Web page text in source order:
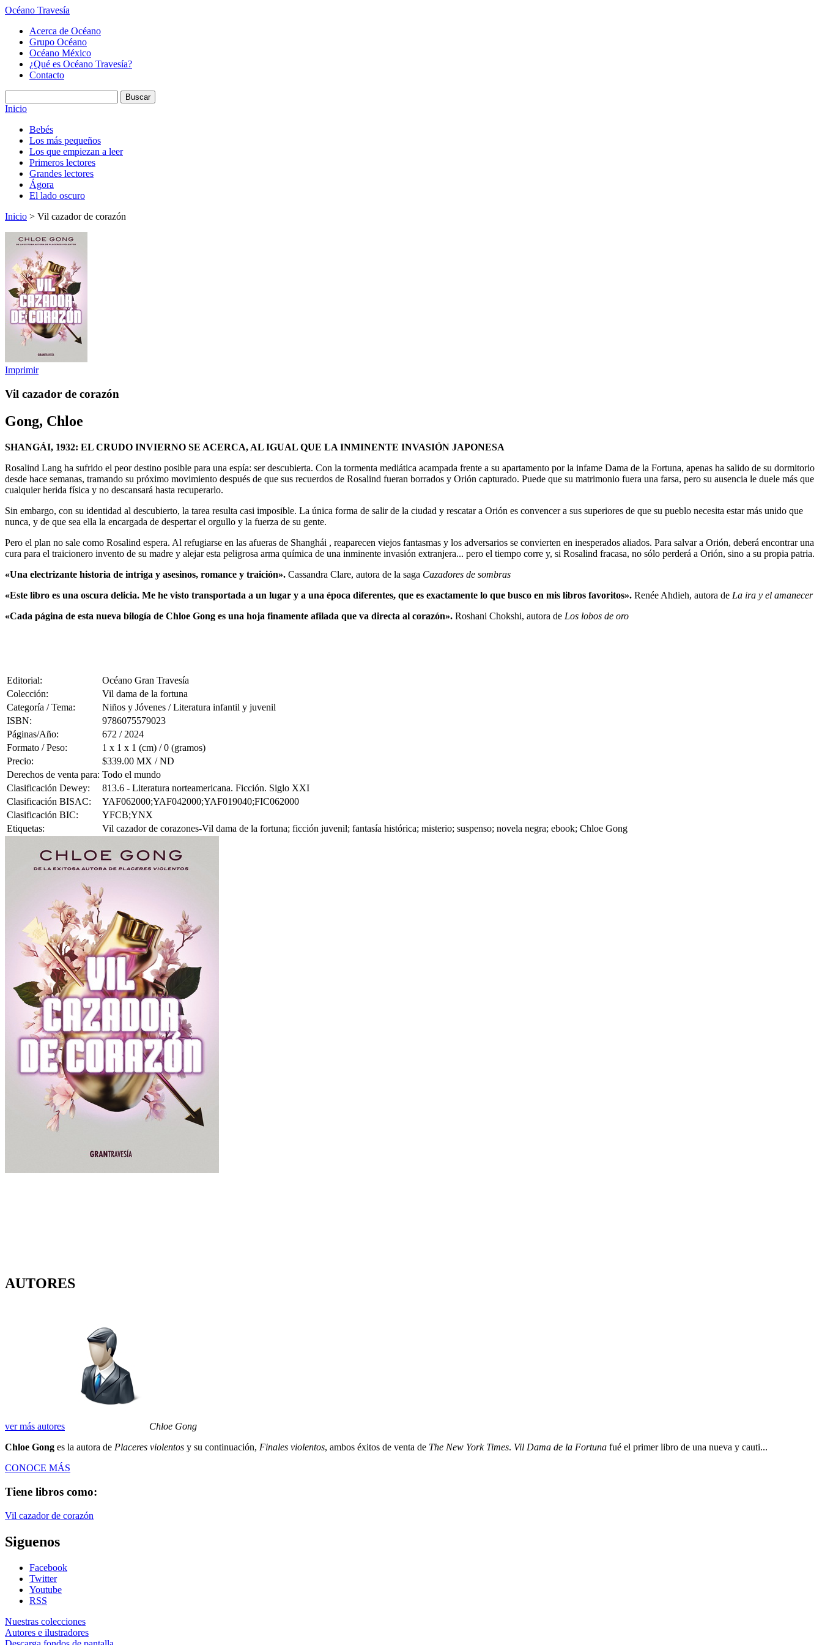
Océano Travesía
Acerca de Océano
Grupo Océano
Océano México
¿Qué es Océano Travesía?
Contacto
Inicio
Bebés
Los más pequeños
Los que empiezan a leer
Primeros lectores
Grandes lectores
Ágora
El lado oscuro
Inicio > Vil cazador de corazón
Imprimir
Vil cazador de corazón
Gong, Chloe
SHANGÁI, 1932: EL CRUDO INVIERNO SE ACERCA, AL IGUAL QUE LA INMINENTE INVASIÓN JAPONESA
Rosalind Lang ha sufrido el peor destino posible para una espía: ser descubierta. Con la tormenta mediática acampada frente a su apartamento por la infame Dama de la Fortuna, apenas ha salido de su dormitorio
desde hace semanas, tramando su próximo movimiento después de que sus recuerdos de Rosalind fueran borrados y Orión capturado. Puede que su matrimonio fuera una farsa, pero su ausencia le duele más que
cualquier herida física y no descansará hasta recuperarlo.
Sin embargo, con su identidad al descubierto, la tarea resulta casi imposible. La única forma de salir de la ciudad y rescatar a Orión es convencer a sus superiores de que su pueblo necesita estar más unido que
nunca, y de que sea ella la encargada de despertar el orgullo y la fuerza de su gente.
Pero el plan no sale como Rosalind espera. Al refugiarse en las afueras de Shanghái , reaparecen viejos fantasmas y los adversarios se convierten en inesperados aliados. Para salvar a Orión, deberá encontrar una
cura para el traicionero invento de su madre y alejar esta peligrosa arma química de una inminente invasión extranjera... pero el tiempo corre y, si Rosalind fracasa, no sólo perderá a Orión, sino a su propia patria.
«Una electrizante historia de intriga y asesinos, romance y traición». Cassandra Clare, autora de la saga Cazadores de sombras
«Este libro es una oscura delicia. Me he visto transportada a un lugar y a una época diferentes, que es exactamente lo que busco en mis libros favoritos». Renée Ahdieh, autora de La ira y el amanecer
«Cada página de esta nueva bilogía de Chloe Gong es una hoja finamente afilada que va directa al corazón». Roshani Chokshi, autora de Los lobos de oro
Editorial:
Océano Gran Travesía
Colección:
Vil dama de la fortuna
Categoría / Tema:
Niños y Jóvenes / Literatura infantil y juvenil
ISBN:
9786075579023
Páginas/Año:
672 / 2024
Formato / Peso:
1 x 1 x 1 (cm) / 0 (gramos)
Precio:
$339.00 MX / ND
Derechos de venta para: Todo el mundo
Clasificación Dewey:
813.6 - Literatura norteamericana. Ficción. Siglo XXI
Clasificación BISAC:
YAF062000;YAF042000;YAF019040;FIC062000
Clasificación BIC:
YFCB;YNX
Etiquetas:
Vil cazador de corazones-Vil dama de la fortuna; ficción juvenil; fantasía histórica; misterio; suspenso; novela negra; ebook; Chloe Gong
AUTORES
ver más autores
Chloe Gong
Chloe Gong es la autora de Placeres violentos y su continuación, Finales violentos, ambos éxitos de venta de The New York Times. Vil Dama de la Fortuna fué el primer libro de una nueva y cauti...
CONOCE MÁS
Tiene libros como:
Vil cazador de corazón
Siguenos
Facebook
Twitter
Youtube
RSS
Nuestras colecciones
Autores e ilustradores